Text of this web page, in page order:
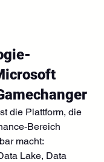
die Plattform, die
Bereich
macht:
Lake, Data